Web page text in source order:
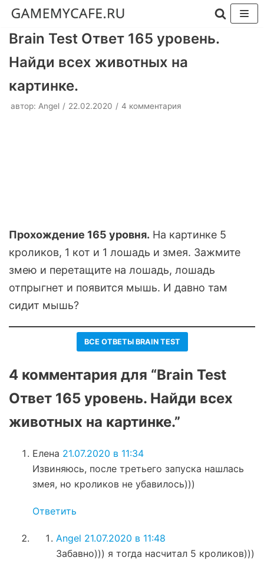
Перейти
содержимому
Brain Test Ответ 165 уровень.
Найди всех животных на
картинке.
автор: Angel 22.02.2020 4 комментария
Прохождение 165 уровня. На картинке 5
кроликов, 1 кот и 1 лошадь и змея. Зажмите
змею и перетащите на лошадь, лошадь
отпрыгнет и появится мышь. И давно там
сидит мышь?
ВСЕ ОТВЕТЫ BRAIN TEST
4 комментария для “Brain Test
Ответ 165 уровень. Найди всех
животных на картинке.”
Елена 21.07.2020 в 11:34
Извиняюсь, после третьего запуска нашлась
змея, но кроликов не убавилось)))
Ответить
Angel 21.07.2020 в 11:48
Забавно))) я тогда насчитал 5 кроликов)))